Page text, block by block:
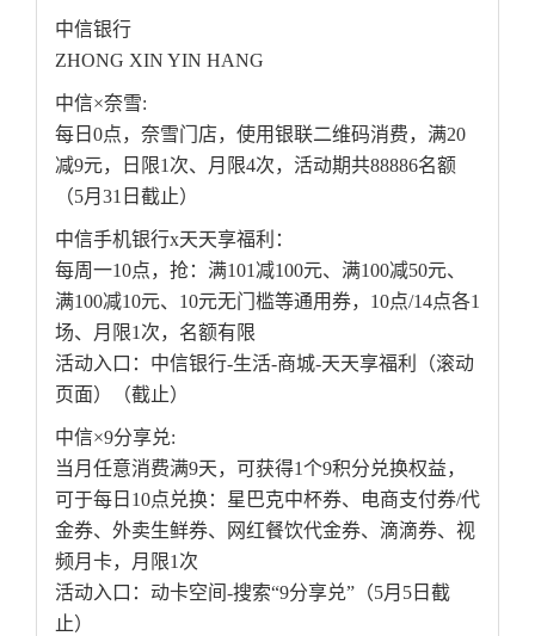
中信银行
ZHONG XIN YIN HANG
中信×奈雪:
每日0点，奈雪门店，使用银联二维码消费，满20
减9元，日限1次、月限4次，活动期共88886名额
（5月31日截止）
中信手机银行x天天享福利：
每周一10点，抢：满101减100元、满100减50元、
满100减10元、10元无门槛等通用券，10点/14点各1
场、月限1次，名额有限
活动入口：中信银行-生活-商城-天天享福利（滚动
页面）（截止）
中信×9分享兑:
当月任意消费满9天，可获得1个9积分兑换权益，
可于每日10点兑换：星巴克中杯券、电商支付券/代
金券、外卖生鲜券、网红餐饮代金券、滴滴券、视
频月卡，月限1次
活动入口：动卡空间-搜索“9分享兑”（5月5日截
止）